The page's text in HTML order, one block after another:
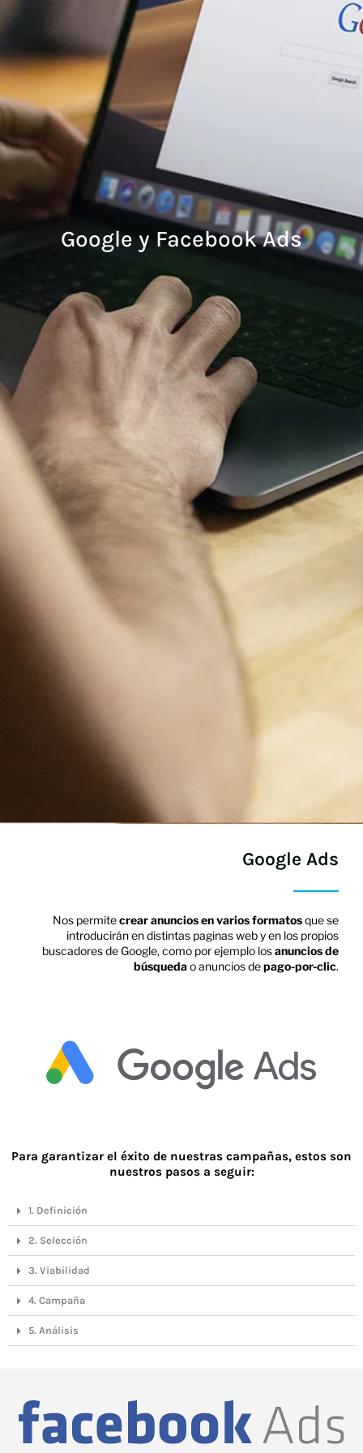
Google y Facebook Ads
Google Ads
Nos permitecrear anuncios en varios formatosque se
introducirán en distintas paginas web y en los propios
buscadores de Google, como por ejemplo losanuncios de
búsquedao anuncios depago-por-clic.
Para garantizar el éxito de nuestras campañas, estos son
nuestros pasos a seguir:
1. Definición
2. Selección
3. Viabilidad
4. Campaña
5. Análisis